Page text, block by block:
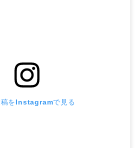
稿をInstagramで見る